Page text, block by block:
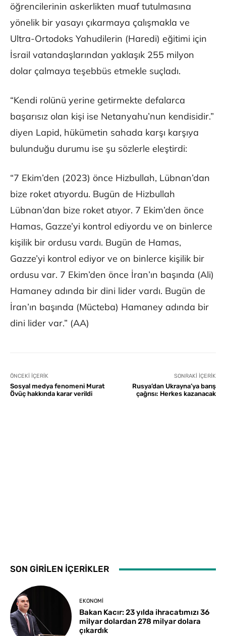
öğrencilerinin askerlikten muaf tutulmasına
yönelik bir yasayı çıkarmaya çalışmakla ve
Ultra-Ortodoks Yahudilerin (Haredi) eğitimi için
İsrail vatandaşlarından yaklaşık 255 milyon
dolar çalmaya teşebbüs etmekle suçladı.
“Kendi rolünü yerine getirmekte defalarca
başarısız olan kişi ise Netanyahu’nun kendisidir.”
diyen Lapid, hükümetin sahada karşı karşıya
bulunduğu durumu ise şu sözlerle eleştirdi:
“7 Ekim’den (2023) önce Hizbullah, Lübnan’dan
bize roket atıyordu. Bugün de Hizbullah
Lübnan’dan bize roket atıyor. 7 Ekim’den önce
Hamas, Gazze’yi kontrol ediyordu ve on binlerce
kişilik bir ordusu vardı. Bugün de Hamas,
Gazze’yi kontrol ediyor ve on binlerce kişilik bir
ordusu var. 7 Ekim’den önce İran’ın başında (Ali)
Hamaney adında bir dini lider vardı. Bugün de
İran’ın başında (Mücteba) Hamaney adında bir
dini lider var.” (AA)
ÖNCEKI İÇERIK
Sosyal medya fenomeni Murat
Övüç hakkında karar verildi
SONRAKI İÇERIK
Rusya’dan Ukrayna’ya barış
çağrısı: Herkes kazanacak
SON GİRİLEN İÇERİKLER
EKONOMI
Bakan Kacır: 23 yılda ihracatımızı 36
milyar dolardan 278 milyar dolara
çıkardık